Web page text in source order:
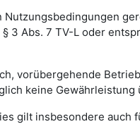
3 Abs. 7 TV-L oder
vorübergehende
keine Gewährleistung
gilt insbesondere auch